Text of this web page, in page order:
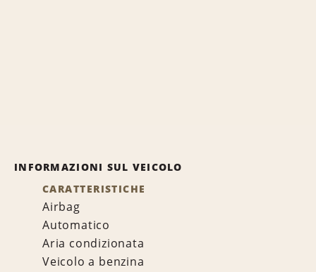
INFORMAZIONI SUL VEICOLO
CARATTERISTICHE
Airbag
Automatico
Aria condizionata
Veicolo a benzina